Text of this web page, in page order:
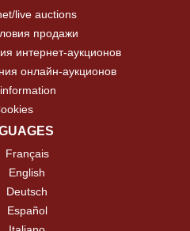
live auctions
продажи
интернет-аукционов
онлайн-аукционов
Français
English
Deutsch
Español